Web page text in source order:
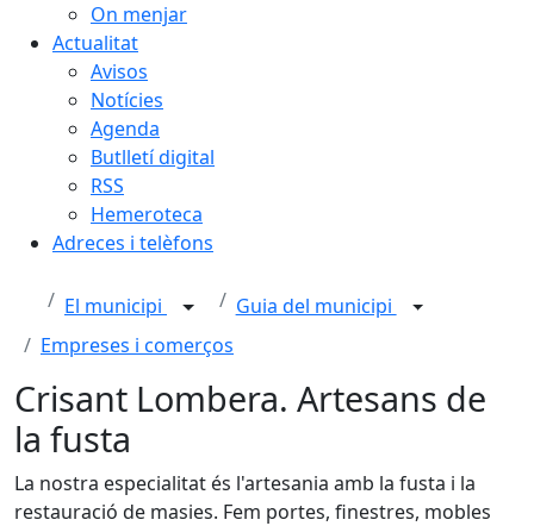
On menjar
Actualitat
Avisos
Notícies
Agenda
Butlletí digital
RSS
Hemeroteca
Adreces i telèfons
El municipi
Guia del municipi
Empreses i comerços
Crisant Lombera. Artesans de
la fusta
La nostra especialitat és l'artesania amb la fusta i la
restauració de masies. Fem portes, finestres, mobles